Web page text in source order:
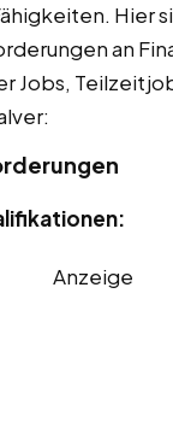
Hier
an
Jobs,
Anzeige